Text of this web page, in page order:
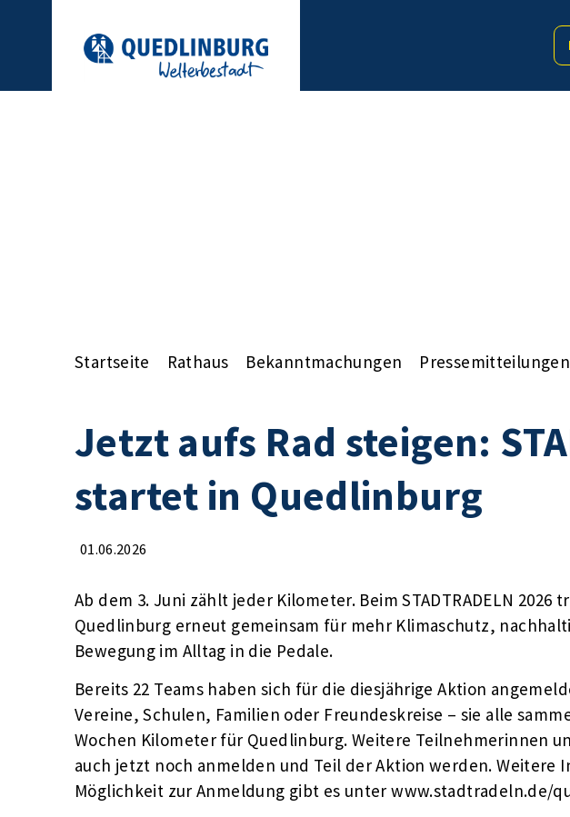
Startseite Rathaus Bekanntmachungen Pressemitteilungen
Jetzt aufs Rad steigen:
startet in Quedlinburg
01.06.2026
Ab dem 3. Juni zählt jeder Kilometer. Beim STADTRADELN
Quedlinburg erneut gemeinsam für mehr Klimaschutz,
Bewegung im Alltag in die Pedale.
Bereits 22 Teams haben sich für die diesjährige Aktion
Vereine, Schulen, Familien oder Freundeskreise – sie alle
Wochen Kilometer für Quedlinburg. Weitere Teilnehmerinnen
auch jetzt noch anmelden und Teil der Aktion werden. Weitere
Möglichkeit zur Anmeldung gibt es unter www.stadtradeln.de/